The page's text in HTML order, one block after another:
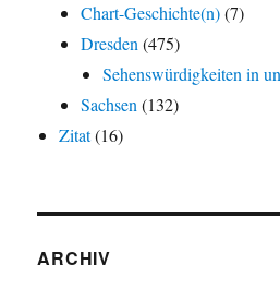
Chart-Geschichte(n)(7)
Dresden (475)
Sehenswürdigkeiten in
Sachsen (132)
Zitat(16)
ARCHIV